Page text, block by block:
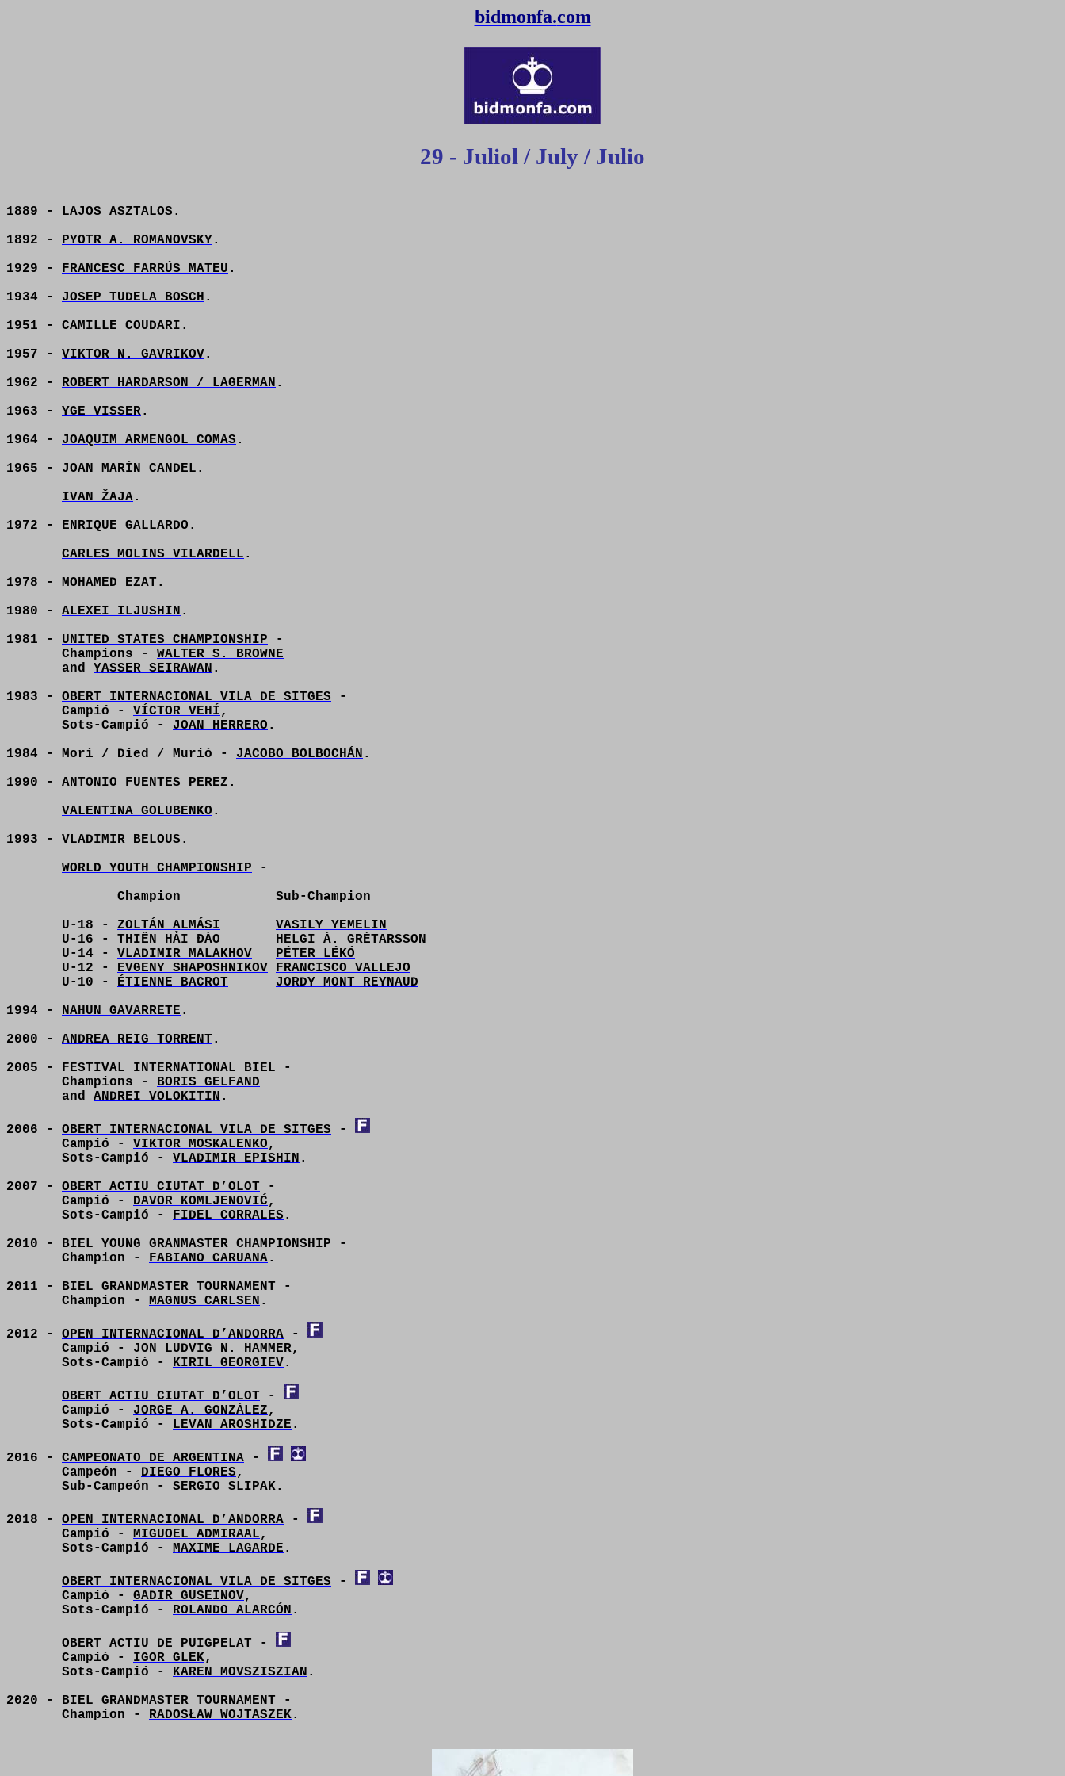
bidmonfa.com
29 - Juliol / July / Julio
1889 - LAJOS ASZTALOS .
1892 - PYOTR A. ROMANOVSKY.
1929 - FRANCESC FARRÚS MATEU .
1934 - JOSEP TUDELA BOSCH .
1951 - CAMILLE COUDARI.
1957 - VIKTOR N. GAVRIKOV.
1962 - ROBERT HARDARSON / LAGERMAN .
1963 - YGE VISSER.
1964 - JOAQUIM ARMENGOL COMAS .
1965 - JOAN MARÍN CANDEL .
IVAN ŽAJA.
1972 - ENRIQUE GALLARDO .
CARLES MOLINS VILARDELL .
1978 - MOHAMED EZAT.
1980 - ALEXEI ILJUSHIN .
1981 - UNITED STATES CHAMPIONSHIP -
Champions - WALTER S. BROWNE
and YASSER SEIRAWAN .
1983 - OBERT INTERNACIONAL VILA DE SITGES -
Campió - VÍCTOR VEHÍ,
Sots-Campió - JOAN HERRERO .
1984 - Morí / Died / Murió - JACOBO BOLBOCHÁN .
1990 - ANTONIO FUENTES PEREZ.
VALENTINA GOLUBENKO .
1993 - VLADIMIR BELOUS .
WORLD YOUTH CHAMPIONSHIP -
Champion
Sub-Champion
U-18 - ZOLTÁN ALMÁSI
VASILY YEMELIN
U-16 - THIÊN HẢI ĐÀO
HELGI Á. GRÉTARSSON
U-14 - VLADIMIR MALAKHOV
PÉTER LÉKÓ
U-12 - EVGENY SHAPOSHNIKOV
FRANCISCO VALLEJO
U-10 - ÉTIENNE BACROT
JORDY MONT REYNAUD
1994 - NAHUN GAVARRETE .
2000 - ANDREA REIG TORRENT.
2005 - FESTIVAL INTERNATIONAL BIEL -
Champions - BORIS GELFAND
and ANDREI VOLOKITIN .
2006 - OBERT INTERNACIONAL VILA DE SITGES -
Campió - VIKTOR MOSKALENKO,
Sots-Campió - VLADIMIR EPISHIN .
2007 - OBERT ACTIU CIUTAT D’OLOT -
Campió - DAVOR KOMLJENOVIĆ,
Sots-Campió - FIDEL CORRALES .
2010 - BIEL YOUNG GRANMASTER CHAMPIONSHIP -
Champion - FABIANO CARUANA.
2011 - BIEL GRANDMASTER TOURNAMENT -
Champion - MAGNUS CARLSEN .
2012 - OPEN INTERNACIONAL D’ANDORRA -
Campió - JON LUDVIG N. HAMMER,
Sots-Campió - KIRIL GEORGIEV.
OBERT ACTIU CIUTAT D’OLOT -
Campió - JORGE A. GONZÁLEZ,
Sots-Campió - LEVAN AROSHIDZE .
2016 - CAMPEONATO DE ARGENTINA -
Campeón - DIEGO FLORES,
Sub-Campeón - SERGIO SLIPAK.
2018 - OPEN INTERNACIONAL D’ANDORRA -
Campió - MIGUOEL ADMIRAAL,
Sots-Campió - MAXIME LAGARDE .
OBERT INTERNACIONAL VILA DE SITGES -
Campió - GADIR GUSEINOV,
Sots-Campió - ROLANDO ALARCÓN .
OBERT ACTIU DE PUIGPELAT -
Campió - IGOR GLEK,
Sots-Campió - KAREN MOVSZISZIAN .
2020 - BIEL GRANDMASTER TOURNAMENT -
Champion - RADOSŁAW WOJTASZEK.